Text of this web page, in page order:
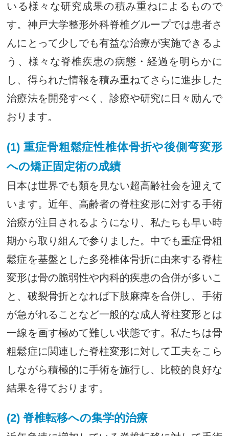
いる様々な研究成果の積み重ねによるもので
す。神戸大学整形外科脊椎グループでは患者さ
んにとって少しでも有益な治療が実施できるよ
う、様々な脊椎疾患の病態・経過を明らかに
し、得られた情報を積み重ねてさらに進歩した
治療法を開発すべく、診療や研究に日々励んで
おります。
(1) 重症骨粗鬆症性椎体骨折や後側弯変形
への矯正固定術の成績
日本は世界でも類を見ない超高齢社会を迎えて
います。近年、高齢者の脊柱変形に対する手術
治療が注目されるようになり、私たちも早い時
期から取り組んで参りました。中でも重症骨粗
鬆症を基盤とした多発椎体骨折に由来する脊柱
変形は骨の脆弱性や内科的疾患の合併が多いこ
と、破裂骨折となれば下肢麻痺を合併し、手術
が急がれることなど一般的な成人脊柱変形とは
一線を画す極めて難しい状態です。私たちは骨
粗鬆症に関連した脊柱変形に対して工夫をこら
しながら積極的に手術を施行し、比較的良好な
結果を得ております。
(2) 脊椎転移への集学的治療